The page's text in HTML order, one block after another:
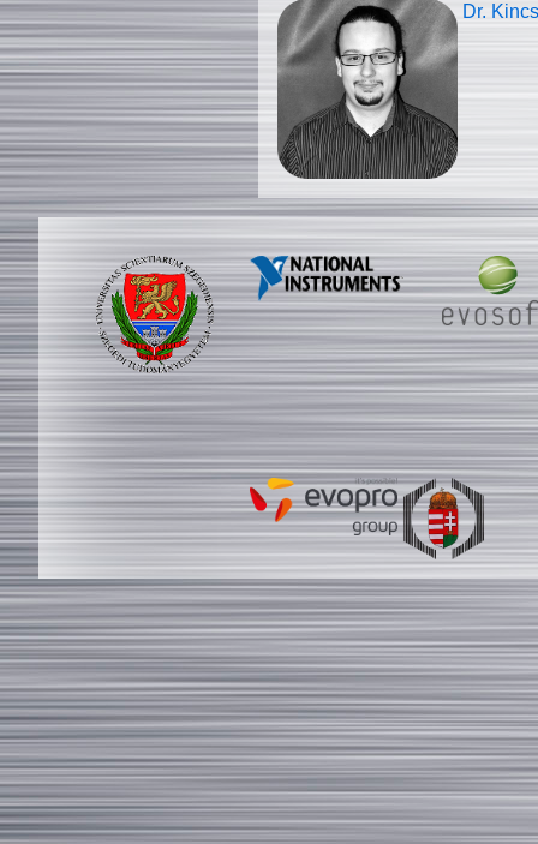
Dr.